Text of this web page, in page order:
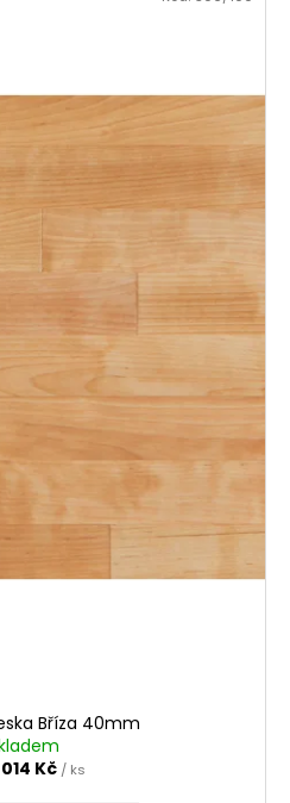
Bříza 40mm
Kč / ks